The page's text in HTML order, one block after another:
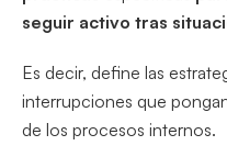
seguir activo tras
Es decir, define las
interrupciones que
de los procesos internos.